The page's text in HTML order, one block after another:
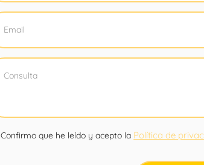
Confirmo que he leído y acepto la Política de